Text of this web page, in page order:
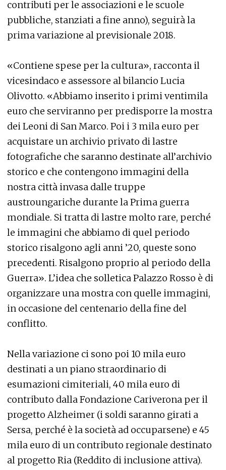
contributi per le associazioni e le scuole
pubbliche, stanziati a fine anno), seguirà la
prima variazione al previsionale 2018.
«Contiene spese per la cultura», racconta il
vicesindaco e assessore al bilancio Lucia
Olivotto. «Abbiamo inserito i primi ventimila
euro che serviranno per predisporre la mostra
dei Leoni di San Marco. Poi i 3 mila euro per
acquistare un archivio privato di lastre
fotografiche che saranno destinate all’archivio
storico e che contengono immagini della
nostra città invasa dalle truppe
austroungariche durante la Prima guerra
mondiale. Si tratta di lastre molto rare, perché
le immagini che abbiamo di quel periodo
storico risalgono agli anni ’20, queste sono
precedenti. Risalgono proprio al periodo della
Guerra». L’idea che solletica Palazzo Rosso è di
organizzare una mostra con quelle immagini,
in occasione del centenario della fine del
conflitto.
Nella variazione ci sono poi 10 mila euro
destinati a un piano straordinario di
esumazioni cimiteriali, 40 mila euro di
contributo dalla Fondazione Cariverona per il
progetto Alzheimer (i soldi saranno girati a
Sersa, perché è la società ad occuparsene) e 45
mila euro di un contributo regionale destinato
al progetto Ria (Reddito di inclusione attiva).